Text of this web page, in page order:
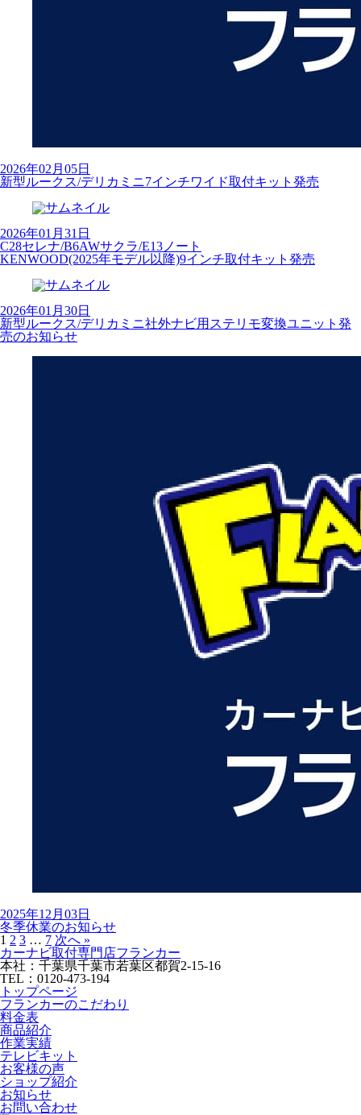
2026年02月05日
新型ルークス/デリカミニ7インチワイド取付キット発売
2026年01月31日
C28セレナ/B6AWサクラ/E13ノート
KENWOOD(2025年モデル以降)9インチ取付キット発売
2026年01月30日
新型ルークス/デリカミニ社外ナビ用ステリモ変換ユニット発
売のお知らせ
2025年12月03日
冬季休業のお知らせ
1 2 3 … 7 次へ »
カーナビ取付専⾨店フランカー
本社：千葉県千葉市若葉区都賀2-15-16
TEL：0120-473-194
トップページ
フランカーのこだわり
料金表
商品紹介
作業実績
テレビキット
お客様の声
ショップ紹介
お知らせ
お問い合わせ